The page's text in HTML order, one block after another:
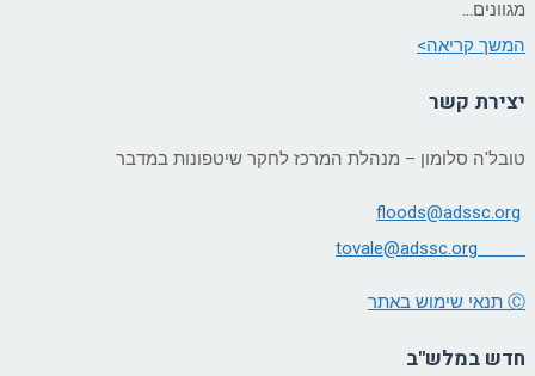
מגוונים…
המשך קריאה>
יצירת קשר
טובל'ה סלומון – מנהלת המרכז לחקר שיטפונות במדבר
floods@adssc.org
tovale@adssc.org
Ⓒ תנאי שימוש באתר
חדש במלש"ב